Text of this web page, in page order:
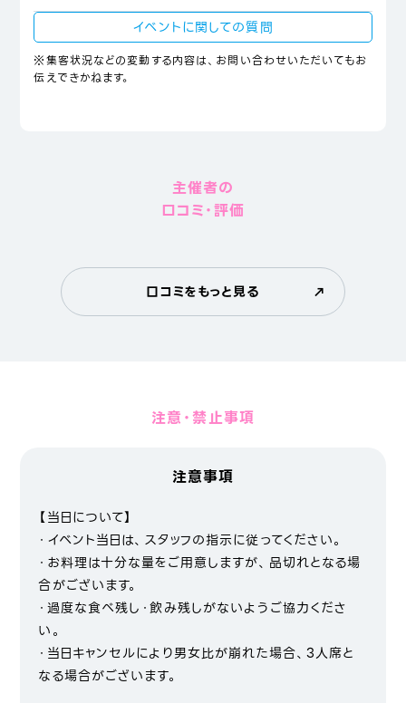
イベントに関しての質問
※集客状況などの変動する内容は、お問い合わせいただいてもお
伝えできかねます。
主催者の
口コミ・評価
口コミをもっと見る
注意・禁止事項
注意事項
【当日について】
・イベント当日は、スタッフの指示に従ってください。
・お料理は十分な量をご用意しますが、品切れとなる場
合がございます。
・過度な食べ残し・飲み残しがないようご協力くださ
い。
・当日キャンセルにより男女比が崩れた場合、3人席と
なる場合がございます。